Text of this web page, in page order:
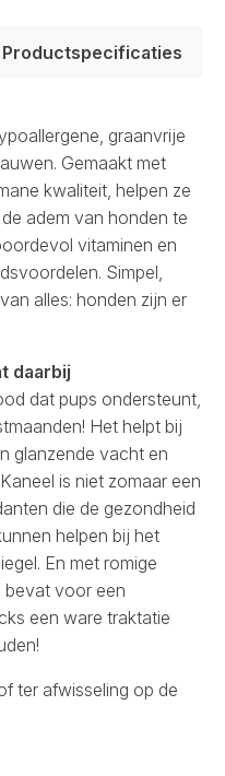
Productspecificaties
graanvrije
Gemaakt met
kwaliteit, helpen ze
adem van honden te
vitaminen en
Simpel,
alles: honden zijn er
daarbij
dat pups ondersteunt,
Het helpt bij
glanzende vacht en
is niet zomaar een
die de gezondheid
helpen bij het
En met romige
bevat voor een
een ware traktatie
ter afwisseling op de